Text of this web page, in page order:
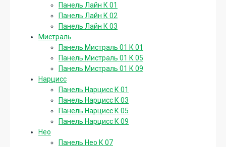
Панель Лайн К 01
Панель Лайн К 02
Панель Лайн К 03
Мистраль
Панель Мистраль 01 К 01
Панель Мистраль 01 К 05
Панель Мистраль 01 К 09
Нарцисс
Панель Нарцисс К 01
Панель Нарцисс К 03
Панель Нарцисс К 05
Панель Нарцисс К 09
Нео
Панель Нео К 07